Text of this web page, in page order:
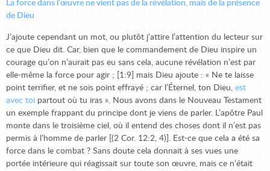
La force dans l’œuvre ne vient pas de la révélation, mais de la présence
de Dieu
J’ajoute cependant un mot, ou plutôt j’attire l’attention du lecteur sur
ce que Dieu dit. Car, bien que le commandement de Dieu inspire un
courage qu’on n’aurait pas eu sans cela, aucune révélation n’est par
elle-même la force pour agir ; [1:9] mais Dieu ajoute : « Ne te laisse
point terrifier, et ne sois point effrayé ; car l’Éternel, ton Dieu, est
avec toi partout où tu iras ». Nous avons dans le Nouveau Testament
un exemple frappant du principe dont je viens de parler. L’apôtre Paul
monte dans le troisième ciel, où il entend des choses dont il n’est pas
permis à l’homme de parler [(2 Cor. 12:2, 4)]. Est-ce que cela a été sa
force dans le combat ? Sans doute cela donnait à ses vues une
portée intérieure qui réagissait sur toute son œuvre, mais ce n’était